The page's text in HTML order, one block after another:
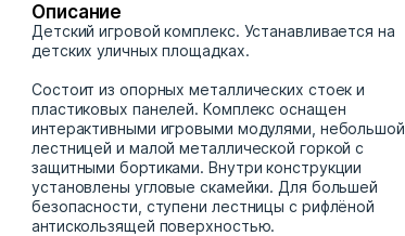
Описание
Детский игровой комплекс. Устанавливается на
детских уличных площадках.
Состоит из опорных металлических стоек и
пластиковых панелей. Комплекс оснащен
интерактивными игровыми модулями, небольшой
лестницей и малой металлической горкой с
защитными бортиками. Внутри конструкции
установлены угловые скамейки. Для большей
безопасности, ступени лестницы с рифлёной
антискользящей поверхностью.